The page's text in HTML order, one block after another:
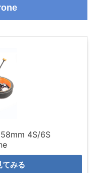
4S/6S
みる